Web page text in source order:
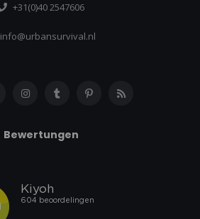
+31(0)40 2547606
info@urbansurvival.nl
Bewertungen